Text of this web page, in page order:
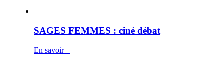
SAGES FEMMES : ciné débat
En savoir +